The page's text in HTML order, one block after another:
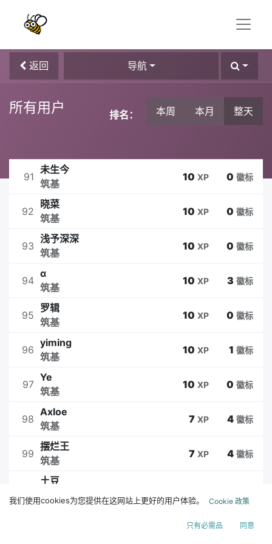
返回 导航
所有用户 排名： 本周 本月 整天
91
未生今
筑基
10 XP 0 徽标
92
晓菜
筑基
10 XP 0 徽标
93
浅予深深
筑基
10 XP 0 徽标
94
α
筑基
10 XP 3 徽标
95
罗辑
筑基
10 XP 0 徽标
96
yiming
筑基
10 XP 1 徽标
97
Ye
筑基
10 XP 0 徽标
98
Axloe
筑基
7 XP 4 徽标
99
摆烂王
筑基
7 XP 4 徽标
土豆
筑基
7 XP 徽标
我们使用cookies为您提供在这网站上更好的用户体验。 Cookie 政策
只有必需品 同意